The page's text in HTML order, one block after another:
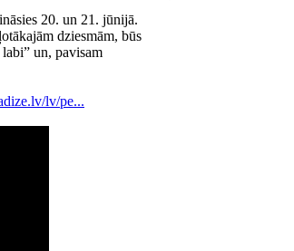
20. un 21. jūnijā.
dziesmām, būs
un, pavisam
lv/pe...